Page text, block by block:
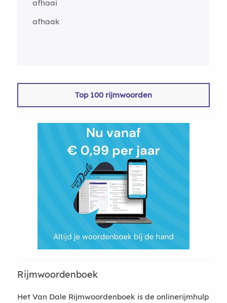
afhaai
afhaak
Top 100 rijmwoorden
Rijmwoordenboek
Het Van Dale Rijmwoordenboek is de onlinerijmhulp